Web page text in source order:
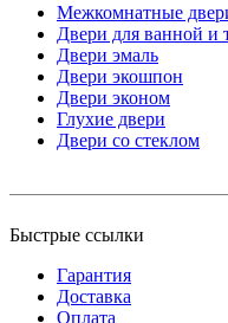
Межкомнатные
Двери для ванной и
Двери эмаль
Двери экошпон
Двери эконом
Глухие двери
Двери со стеклом
Быстрые ссылки
Гарантия
Доставка
Оплата